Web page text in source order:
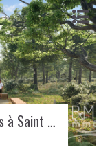
A Vendre Appartement 3 pièces à Saint Vincent de Tyrosse avec balcon